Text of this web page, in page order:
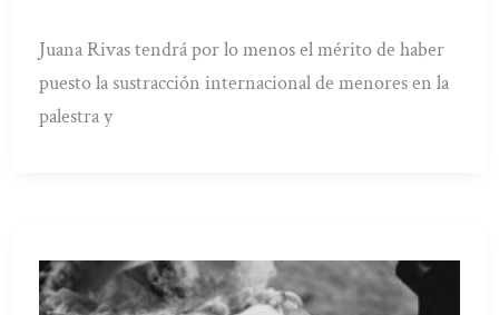
Juana Rivas tendrá por lo menos el mérito de haber
puesto la sustracción internacional de menores en la
palestra y